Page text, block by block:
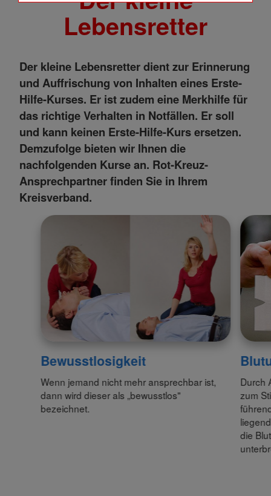
Lebensretter
Der kleine Lebensretter dient zur Erinnerung
und Auffrischung von Inhalten eines Erste-
Hilfe-Kurses. Er ist zudem eine Merkhilfe für
das richtige Verhalten in Notfällen. Er soll
und kann keinen Erste-Hilfe-Kurs ersetzen.
Demzufolge bieten wir Ihnen die
nachfolgenden Kurse an. Rot-Kreuz-
Ansprechpartner finden Sie in Ihrem
Kreisverband.
Bewusstlosigkeit
Wenn jemand nicht mehr ansprechbar ist,
dann wird dieser als „bewusstlos"
bezeichnet.
Durch
zum
die
Matomo Tracking Cookies
Zweck
Cookie, die zur Website-Analyse
verwendet werden. Erzeugt statistische
Website nutzt.
Cookie Name
_pk_id,_pk_ref
Cookie Laufzeit
2 Jahre
Infos schließen